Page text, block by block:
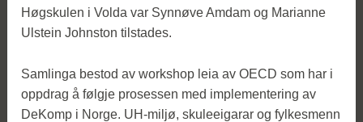
Høgskulen i Volda var Synnøve Amdam og Marianne
Ulstein Johnston tilstades.
Samlinga bestod av workshop leia av OECD som har i
oppdrag å følgje prosessen med implementering av
DeKomp i Norge. UH-miljø, skuleeigarar og fylkesmenn